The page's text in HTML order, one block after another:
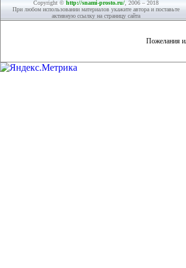
Copyright © http://snami-prosto.ru/, 2006 – 2018
При любом использовании материалов укажите автора и поставьте
активную ссылку на страницу сайта
Пожелания